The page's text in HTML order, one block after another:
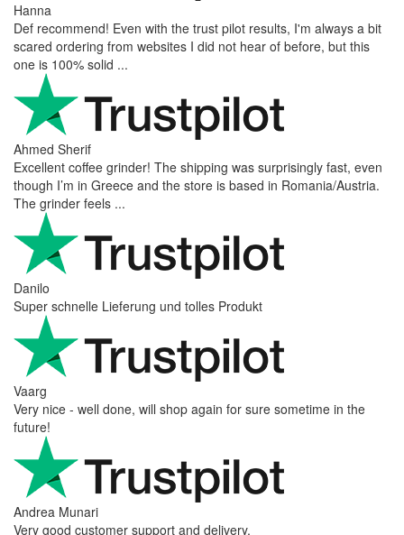
Hanna
Def recommend! Even with the trust pilot results, I'm always a bit
scared ordering from websites I did not hear of before, but this
one is 100% solid ...
Ahmed Sherif
Excellent coffee grinder! The shipping was surprisingly fast, even
though I’m in Greece and the store is based in Romania/Austria.
The grinder feels ...
Danilo
Super schnelle Lieferung und tolles Produkt
Vaarg
Very nice - well done, will shop again for sure sometime in the
future!
Andrea Munari
Very good customer support and delivery.